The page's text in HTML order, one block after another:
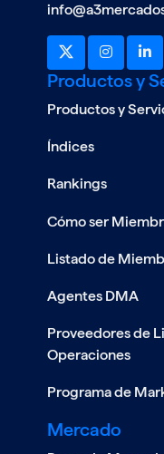
Productos y
Productos y
Índices
Rankings
Cómo ser
Listado de
Agentes DMA
Proveedores de
Operaciones
Programa de
Mercado